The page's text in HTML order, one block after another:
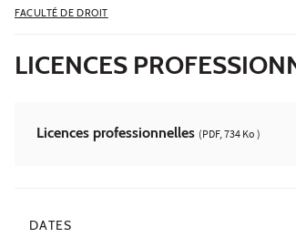
FACULTÉ DE DROIT
LICENCES
Licences professionnelles (PDF, 734 Ko )
DATES